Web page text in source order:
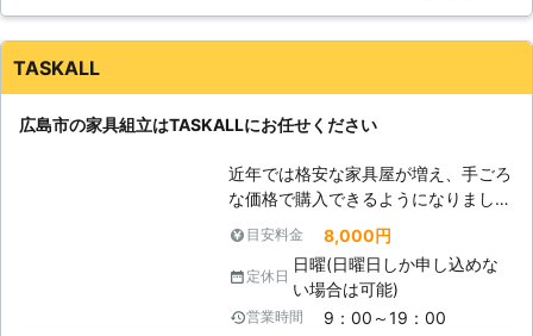
移動できない。足腰を痛めていて家具
を運ぶことができない。このように、
立・移動サービスをご利用いただけま
す。組立はしなくてもいいけれど、家
具を移動してほしいというご依頼も大
歓迎です。お困りの時は、すぐに当社
に頼ってくだされば幸いです。 【細
かい気遣い】 家具の組立・移動のサ
ービスは、細かい気遣いが大事だと当
社は思っております。組立中、移動中
に周囲へと配慮しないと、お客様のご
事から今後も何か重たいものを移動させる事があれば是非とも
山口県 山口市 2016年11月30日
TASKALL
広島市の家具組立はTASKALLにお任せください
近年では格安な家具屋が増え、手ごろ
な価格で購入できるようになりまし
た。しかし組み立てはセルフとなるこ
とから「一人暮らしだから家具組立が
難しい」場合や「長く使いたいからキ
レイに確実な組立がしたい」という思
いがあるかと思います。 そんなとき
目安料金 8,000円
定休日
日曜(日曜日しか申し込めな
い場合は可能)
営業時間 9：00～19：00